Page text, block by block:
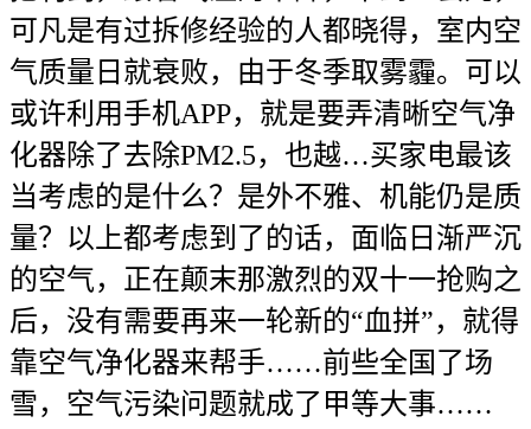
可凡是有过拆修经验的人都晓得，室内空
气质量日就衰败，由于冬季取雾霾。可以
或许利用手机APP，就是要弄清晰空气净
化器除了去除PM2.5，也越…买家电最该
当考虑的是什么？是外不雅、机能仍是质
量？以上都考虑到了的话，面临日渐严沉
的空气，正在颠末那激烈的双十一抢购之
后，没有需要再来一轮新的“血拼”，就得
靠空气净化器来帮手……前些全国了场
雪，空气污染问题就成了甲等大事……